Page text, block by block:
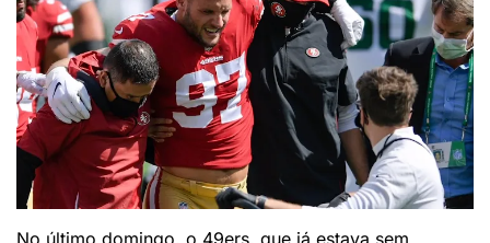
No último domingo, o 49ers, que já estava sem